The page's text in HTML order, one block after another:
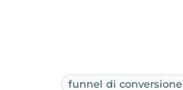
funnel di conversione